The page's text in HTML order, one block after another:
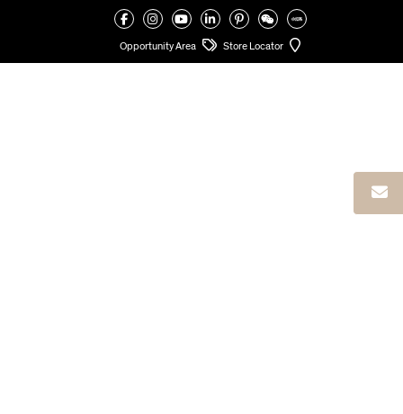
Opportunity Area Store Locator
CONFIGURAZIONI CUCINE COMPONIBILI > CUCINE LINEARI